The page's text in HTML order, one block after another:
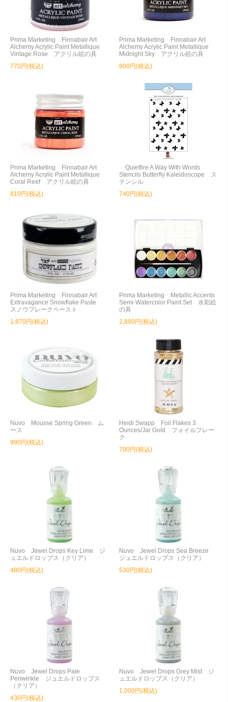
Prima Marketing Finnabair Art
Alchemy Acrylic Paint Metallique
Vintage Rose アクリル絵の具
770円(税込)
Prima Marketing Finnabair Art
Alchemy Acrylic Paint Metallique
Midnight Sky アクリル絵の具
800円(税込)
Prima Marketing Finnabair Art
Alchemy Acrylic Paint Metallique
Coral Reef アクリル絵の具
810円(税込)
Quietfire A Way With Words
Stencils Butterfly Kaleidoscope ス
テンシル
740円(税込)
Prima Marketing Finnabair Art
Extravagance Snowflake Paste
スノウフレークペースト
1,870円(税込)
Prima Marketing Metallic Accents
Semi-Watercolor Paint Set 水彩絵
の具
2,890円(税込)
Nuvo Mousse Spring Green ム
ース
990円(税込)
Heidi Swapp Foil Flakes 3
Ounces/Jar Gold フォイルフレー
ク
700円(税込)
Nuvo Jewel Drops Key Lime ジ
ュエルドロップス（クリア）
480円(税込)
Nuvo Jewel Drops Sea Breeze
ジュエルドロップス（クリア）
530円(税込)
Nuvo Jewel Drops Pale
Periwinkle ジュエルドロップス
（クリア）
430円(税込)
Nuvo Jewel Drops Grey Mist ジ
ュエルドロップス（クリア）
1,000円(税込)